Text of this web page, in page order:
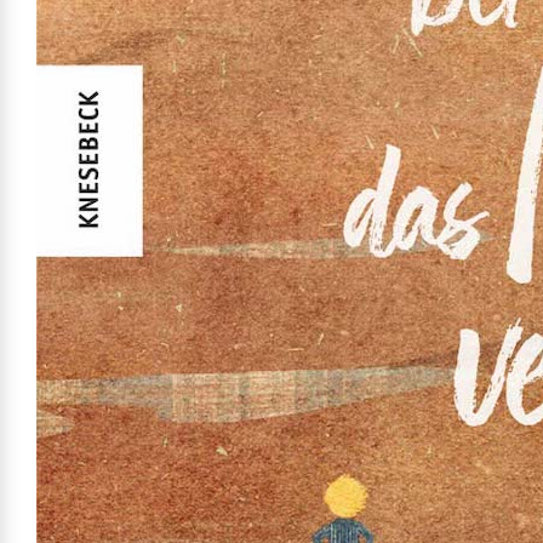
Mehr erfahren
Versicherung